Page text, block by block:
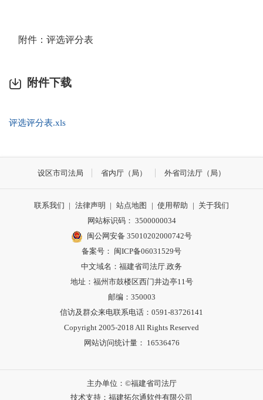
附件：评选评分表
附件下载
评选评分表.xls
设区市司法局 省内厅（局） 外省司法厅（局）
联系我们 | 法律声明 | 站点地图 | 使用帮助 | 关于我们
网站标识码： 3500000034
闽公网安备 35010202000742号
备案号： 闽ICP备06031529号
中文域名：福建省司法厅.政务
地址：福州市鼓楼区西门井边亭11号
邮编：350003
信访及群众来电联系电话：0591-83726141
Copyright 2005-2018 All Rights Reserved
网站访问统计量： 16536476
主办单位：©福建省司法厅
技术支持：福建拓尔通软件有限公司